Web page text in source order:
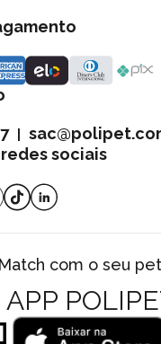
|
sociais
com o seu
APP